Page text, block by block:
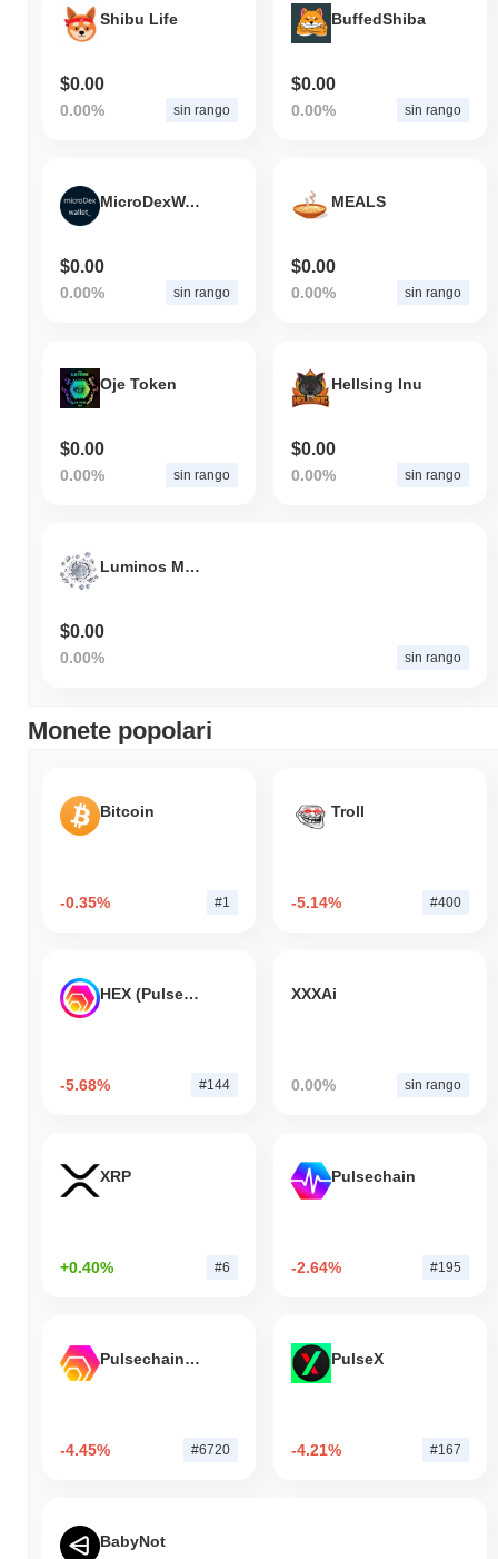
Shibu Life
$0.00
0.00% sin rango
BuffedShiba
$0.00
0.00% sin rango
MicroDexWallet
$0.00
0.00% sin rango
MEALS
$0.00
0.00% sin rango
Oje Token
$0.00
0.00% sin rango
Hellsing Inu
$0.00
0.00% sin rango
Luminos Mining Protocol
$0.00
0.00% sin rango
Monete popolari
Bitcoin
-0.35% #1
Troll
-5.14% #400
HEX (Pulsechain)
-5.68% #144
XXXAi
0.00% sin rango
XRP
+0.40% #6
Pulsechain
-2.64% #195
Pulsechain Bridged HEX (Pulsechain)
-4.45% #6720
PulseX
-4.21% #167
BabyNot